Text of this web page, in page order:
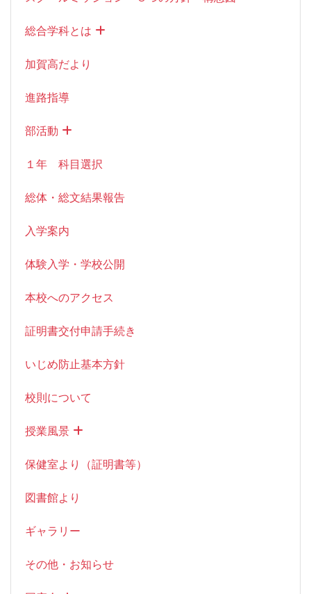
総合学科とは
加賀高だより
進路指導
部活動
１年 科目選択
総体・総文結果報告
入学案内
体験入学・学校公開
本校へのアクセス
証明書交付申請手続き
いじめ防止基本方針
校則について
授業風景
保健室より（証明書等）
図書館より
ギャラリー
その他・お知らせ